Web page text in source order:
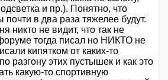
и пр.). Понятно, что
в два раза тяжелее будут.
никто не видит, что так не
тогда писал но НИКТО не
кипятком от каких-то
разгону этих пустышек и как это
какую-то спортивную